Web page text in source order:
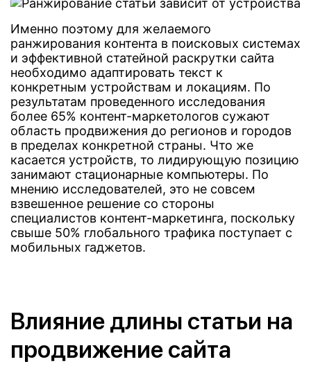
Именно поэтому для желаемого
ранжирования контента в поисковых системах
и эффективной статейной раскрутки сайта
необходимо адаптировать текст к
конкретным устройствам и локациям. По
результатам проведенного исследования
более 65% контент-маркетологов сужают
область продвижения до регионов и городов
в пределах конкретной страны. Что же
касается устройств, то лидирующую позицию
занимают стационарные компьютеры. По
мнению исследователей, это не совсем
взвешенное решение со стороны
специалистов контент-маркетинга, поскольку
свыше 50% глобального трафика поступает с
мобильных гаджетов.
Влияние длины статьи на
продвижение сайта